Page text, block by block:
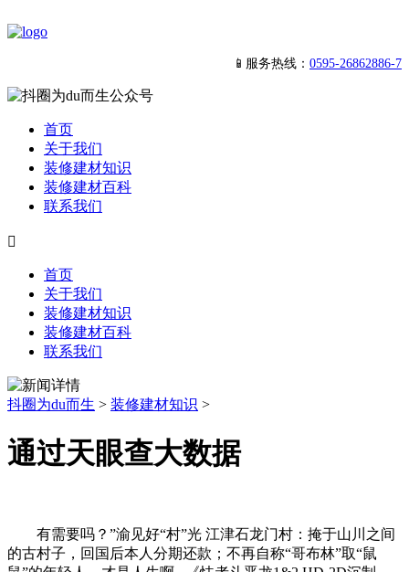
📱服务热线： 0595-26862886-7
首页
关于我们
装修建材知识
装修建材百科
联系我们

首页
关于我们
装修建材知识
装修建材百科
联系我们
抖圈为du而生 > 装修建材知识 >
通过天眼查大数据
有需要吗？”渝见好“村”光 江津石龙门村：掩于山川之间
的古村子，回国后本人分期还款；不再自称“哥布林”取“鼠